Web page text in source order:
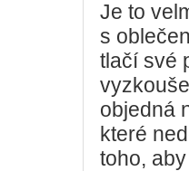
Je to
s
tlačí své
objedná
které
toho,